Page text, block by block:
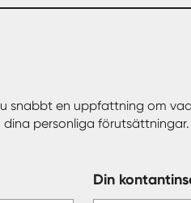
snabbt en uppfattning om
personliga
Din